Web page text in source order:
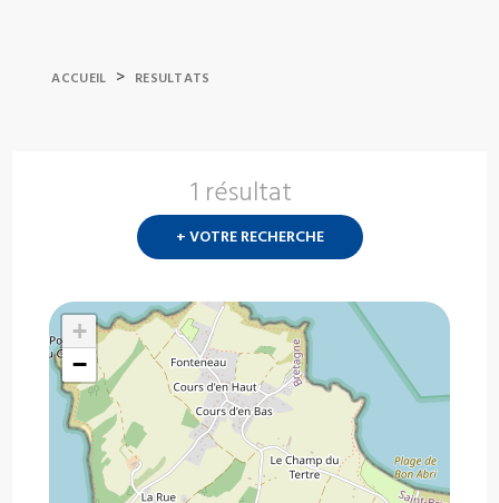
ACCUEIL > RESULTATS
1 résultat
+ VOTRE RECHERCHE
+
−